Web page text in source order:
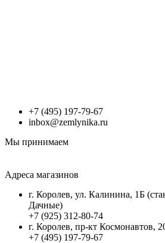
+7 (495) 197-79-67
inbox@zemlynika.ru
Мы принимаем
Адреса магазинов
г. Королев, ул. Калинина, 1Б
Дачные)
+7 (925) 312-80-74
г. Королев, пр-кт Космонавтов,
+7 (495) 197-79-67